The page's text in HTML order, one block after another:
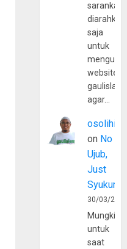
sarankan,
diarahkan
saja
untuk
website
agar…
osolihin
on No
Ujub,
Just
Syukur
30/03/
Mungkin
untuk
saat